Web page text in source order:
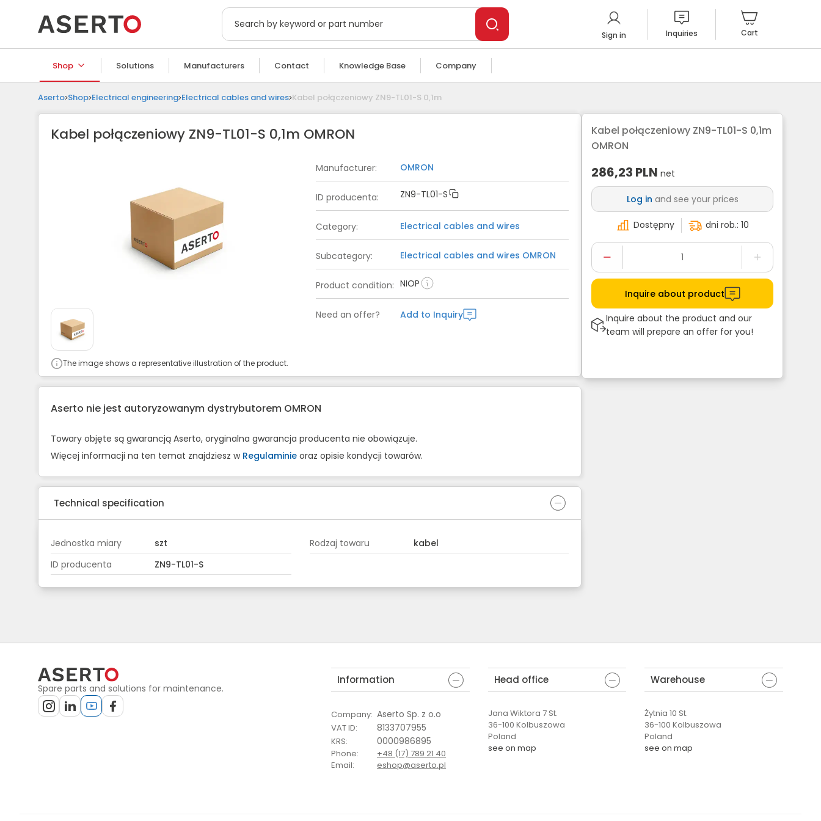
Sign in Inquiries Cart
Shop Solutions Manufacturers Contact Knowledge Base Company
Aserto Shop Electrical engineering Electrical cables and wires Kabel połączeniowy ZN9-TL01-S 0,1m
Kabel połączeniowy ZN9-TL01-S 0,1m OMRON
The image shows a representative illustration of the product.
Manufacturer: OMRON
ID producenta: ZN9-TL01-S
Category: Electrical cables and wires
Subcategory: Electrical cables and wires OMRON
Product condition: NIOP
Need an offer? Add to Inquiry
Aserto nie jest autoryzowanym dystrybutorem OMRON
Towary objęte są gwarancją Aserto, oryginalna gwarancja producenta nie obowiązuje.
Więcej informacji na ten temat znajdziesz w Regulaminie oraz opisie kondycji towarów.
Technical specification
Jednostka miary szt Rodzaj towaru
kabel
ID producenta
ZN9-TL01-S
Kabel połączeniowy ZN9-TL01-S 0,1m
OMRON
286,23 PLN net
Log in and see your prices
Dostępny dni rob.: 10
Inquire about product
Inquire about the product and our
team will prepare an offer for you!
Spare parts and solutions for maintenance.
Information
Company: Aserto Sp. z o.o
VAT ID: 8133707955
KRS: 0000986895
Phone:
+48 (17) 789 21 40
Email: eshop@aserto.pl
Head office
Jana Wiktora 7 St.
36-100 Kolbuszowa
Poland
see on map
Warehouse
Żytnia 10 St.
36-100 Kolbuszowa
Poland
see on map